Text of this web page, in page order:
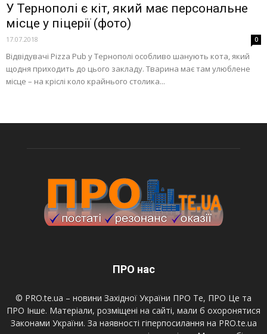
У Тернополі є кіт, який має персональне
місце у піцерії (фото)
17.07.2018 0
Відвідувачі Pizza Pub у Тернополі особливо шанують кота, який
щодня приходить до цього закладу. Тварина має там улюблене
місце – на кріслі коло крайнього столика...
ПРО нас
© PRO.te.ua – новини Західної України ПРО Те, ПРО Це та
ПРО Інше. Матеріали, розміщені на сайті, мали б охоронятися
Законами України. За наявності гіперпосилання на PRO.te.ua